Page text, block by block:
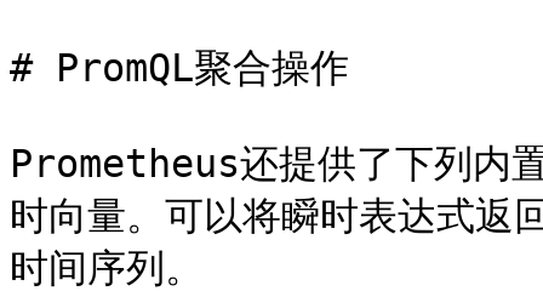
# PromQL聚合操作
Prometheus还提供了下列内
时向量。可以将瞬时表达式返
时间序列。